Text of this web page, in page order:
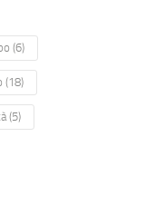
(6)
(18)
(5)